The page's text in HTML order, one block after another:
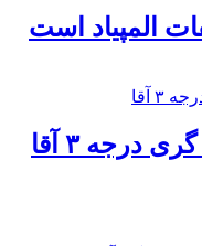
المپیاد است
درجه ۳ آقا